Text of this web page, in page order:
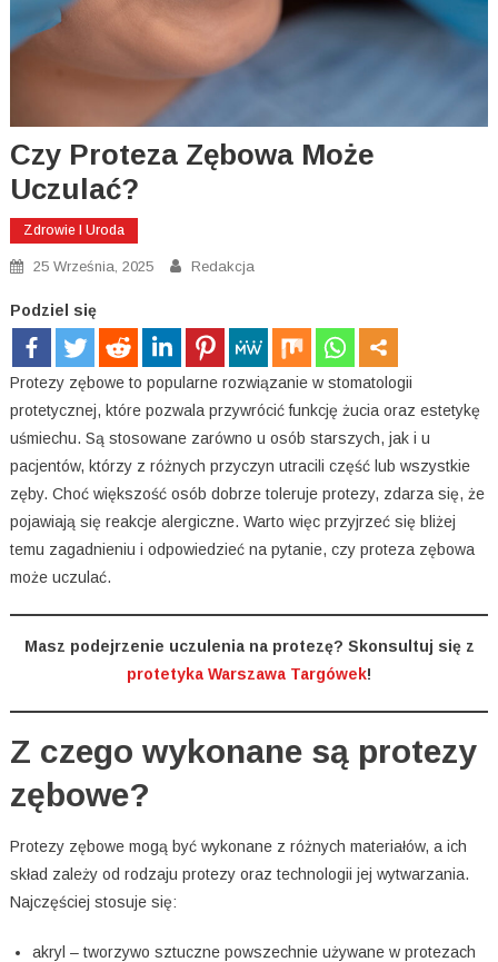
Czy Proteza Zębowa Może
Uczulać?
Zdrowie I Uroda
25 Września, 2025 Redakcja
Podziel się
Protezy zębowe to popularne rozwiązanie w stomatologii
protetycznej, które pozwala przywrócić funkcję żucia oraz estetykę
uśmiechu. Są stosowane zarówno u osób starszych, jak i u
pacjentów, którzy z różnych przyczyn utracili część lub wszystkie
zęby. Choć większość osób dobrze toleruje protezy, zdarza się, że
pojawiają się reakcje alergiczne. Warto więc przyjrzeć się bliżej
temu zagadnieniu i odpowiedzieć na pytanie, czy proteza zębowa
może uczulać.
Masz podejrzenie uczulenia na protezę? Skonsultuj się z
protetyka Warszawa Targówek!
Z czego wykonane są protezy
zębowe?
Protezy zębowe mogą być wykonane z różnych materiałów, a ich
skład zależy od rodzaju protezy oraz technologii jej wytwarzania.
Najczęściej stosuje się:
akryl – tworzywo sztuczne powszechnie używane w protezach